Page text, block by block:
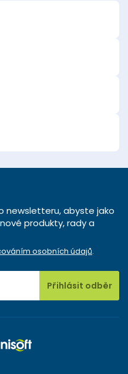
newsletteru, abyste jako
produkty, rady a
osobních údajů.
Přihlásit odběr